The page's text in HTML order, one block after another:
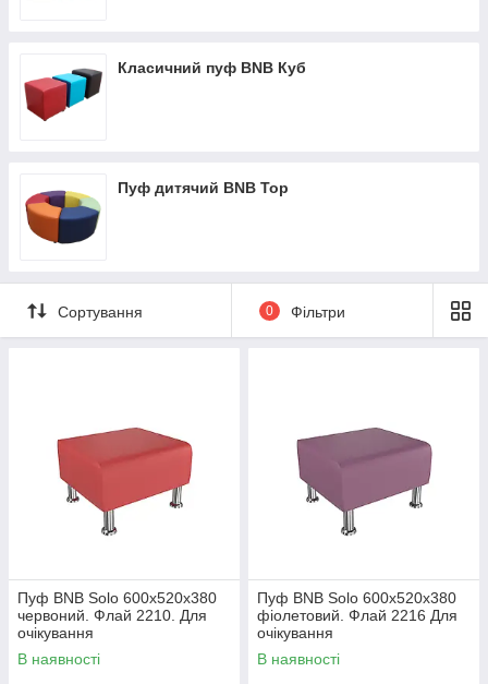
Класичний пуф BNB Куб
Пуф дитячий BNB Тор
Сортування 0 Фільтри
Пуф BNB Solo 600x520x380
червоний. Флай 2210. Для
очікування
В наявності
Пуф BNB Solo 600x520x380
фіолетовий. Флай 2216 Для
очікування
В наявності